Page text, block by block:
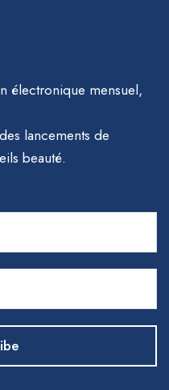
électronique mensuel,
lancements de
beauté.